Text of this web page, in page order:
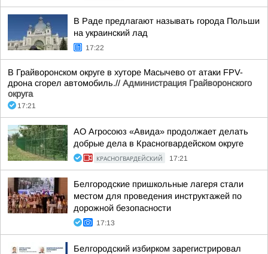
В Раде предлагают называть города Польши
на украинский лад
17:22
В Грайворонском округе в хуторе Масычево от атаки FPV-
дрона сгорел автомобиль.// Администрация Грайворонского
округа
17:21
АО Агросоюз «Авида» продолжает делать
добрые дела в Красногвардейском округе
КРАСНОГВАРДЕЙСКИЙ 17:21
Белгородские пришкольные лагеря стали
местом для проведения инструктажей по
дорожной безопасности
17:13
Белгородский избирком зарегистрировал